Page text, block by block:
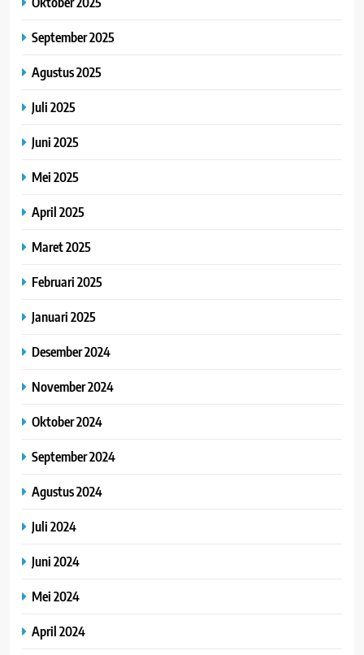
September 2025
Agustus 2025
Juli 2025
Juni 2025
Mei 2025
April 2025
Maret 2025
Februari 2025
Januari 2025
Desember 2024
November 2024
Oktober 2024
September 2024
Agustus 2024
Juli 2024
Juni 2024
Mei 2024
April 2024